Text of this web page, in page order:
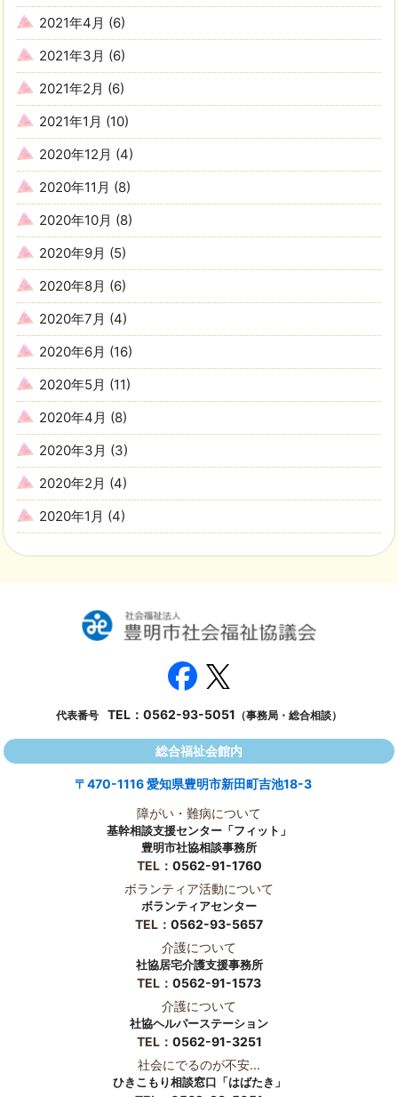
2021年4月 (6)
2021年3月 (6)
2021年2月 (6)
2021年1月 (10)
2020年12月 (4)
2020年11月 (8)
2020年10月 (8)
2020年9月 (5)
2020年8月 (6)
2020年7月 (4)
2020年6月 (16)
2020年5月 (11)
2020年4月 (8)
2020年3月 (3)
2020年2月 (4)
2020年1月 (4)
代表番号 TEL： 0562-93-5051 （事務局・総合相談）
総合福祉会館内
〒470-1116 愛知県豊明市新田町吉池18-3
障がい・難病について
基幹相談支援センター「フィット」
豊明市社協相談事務所
TEL： 0562-91-1760
ボランティア活動について
ボランティアセンター
TEL： 0562-93-5657
介護について
社協居宅介護支援事務所
TEL： 0562-91-1573
介護について
社協ヘルパーステーション
TEL： 0562-91-3251
社会にでるのが不安...
ひきこもり相談窓口「はばたき」